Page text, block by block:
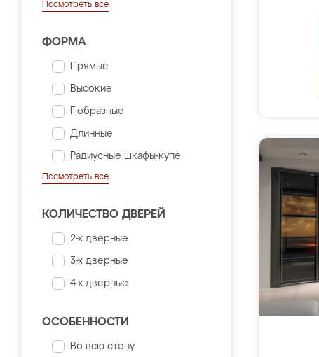
Посмотреть все
ФОРМА
Прямые
Высокие
Г-образные
Длинные
Радиусные шкафы-купе
Посмотреть все
КОЛИЧЕСТВО ДВЕРЕЙ
2-х дверные
3-х дверные
4-х дверные
ОСОБЕННОСТИ
Во всю стену